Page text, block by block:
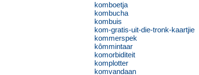
komboetja
kombucha
kombuis
kom-gratis-uit-die-tronk-kaartjie
kommerspek
kômmintaar
komorbiditeit
komplotter
komvandaan